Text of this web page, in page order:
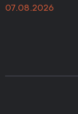
07.08.2026